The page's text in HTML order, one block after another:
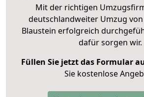
Mit der richtigen
deutschlandweiter Umzug
Blaustein erfolgreich
dafür sorgen wir.
Füllen Sie jetzt das Formular
Sie kostenlose